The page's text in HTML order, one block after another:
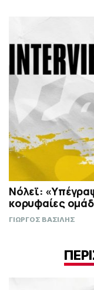
Νόλεϊ:
κορυφαίες
ΓΙΩΡΓΟΣ ΒΑΣΙΛΗΣ